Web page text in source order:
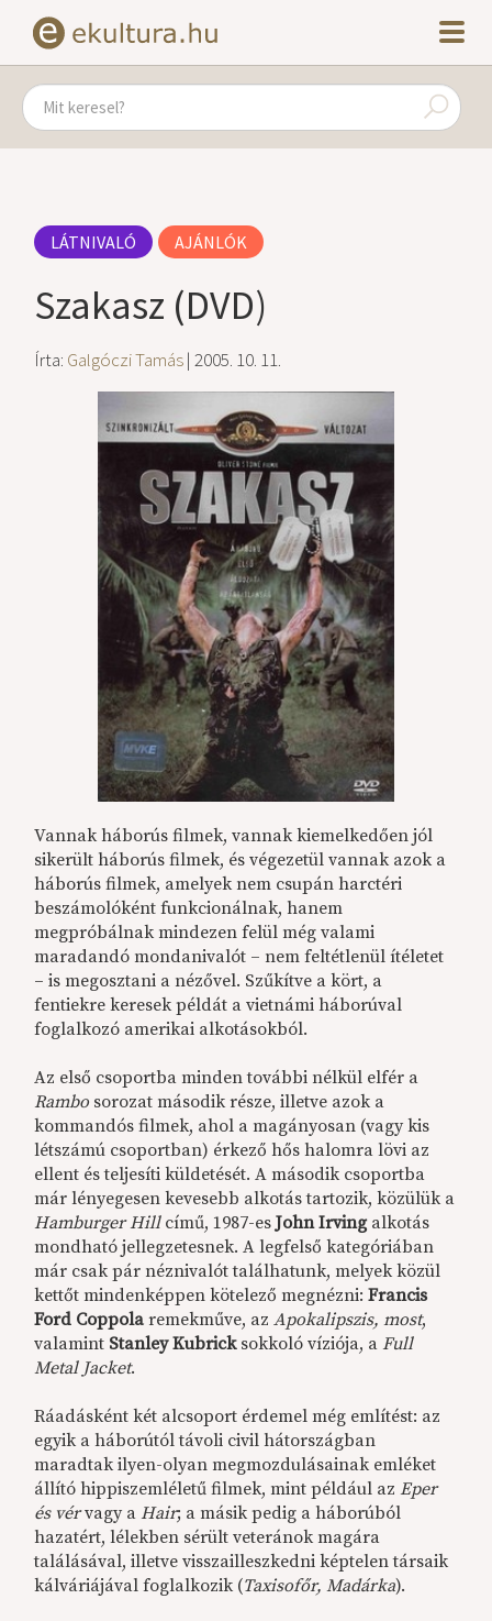
LÁTNIVALÓ AJÁNLÓK
Szakasz (DVD)
Írta: Galgóczi Tamás| 2005. 10. 11.
Vannak háborús filmek, vannak kiemelkedően jól
sikerült háborús filmek, és végezetül vannak azok a
háborús filmek, amelyek nem csupán harctéri
beszámolóként funkcionálnak, hanem
megpróbálnak mindezen felül még valami
maradandó mondanivalót – nem feltétlenül ítéletet
– is megosztani a nézővel. Szűkítve a kört, a
fentiekre keresek példát a vietnámi háborúval
foglalkozó amerikai alkotásokból.
Az első csoportba minden további nélkül elfér a
Rambo sorozat második része, illetve azok a
kommandós filmek, ahol a magányosan (vagy kis
létszámú csoportban) érkező hős halomra lövi az
ellent és teljesíti küldetését. A második csoportba
már lényegesen kevesebb alkotás tartozik, közülük a
Hamburger Hillcímű, 1987-esJohn Irvingalkotás
mondható jellegzetesnek. A legfelső kategóriában
már csak pár néznivalót találhatunk, melyek közül
kettőt mindenképpen kötelező megnézni:Francis
Ford Coppola remekműve, azApokalipszis, most,
valamint Stanley Kubrick sokkoló víziója, aFull
Metal Jacket.
Ráadásként két alcsoport érdemel még említést: az
egyik a háborútól távoli civil hátországban
maradtak ilyen-olyan megmozdulásainak emléket
állító hippiszemléletű filmek, mint például azEper
és vérvagy aHair; a másik pedig a háborúból
hazatért, lélekben sérült veteránok magára
találásával, illetve visszailleszkedni képtelen társaik
kálváriájával foglalkozik (Taxisofőr, Madárka).